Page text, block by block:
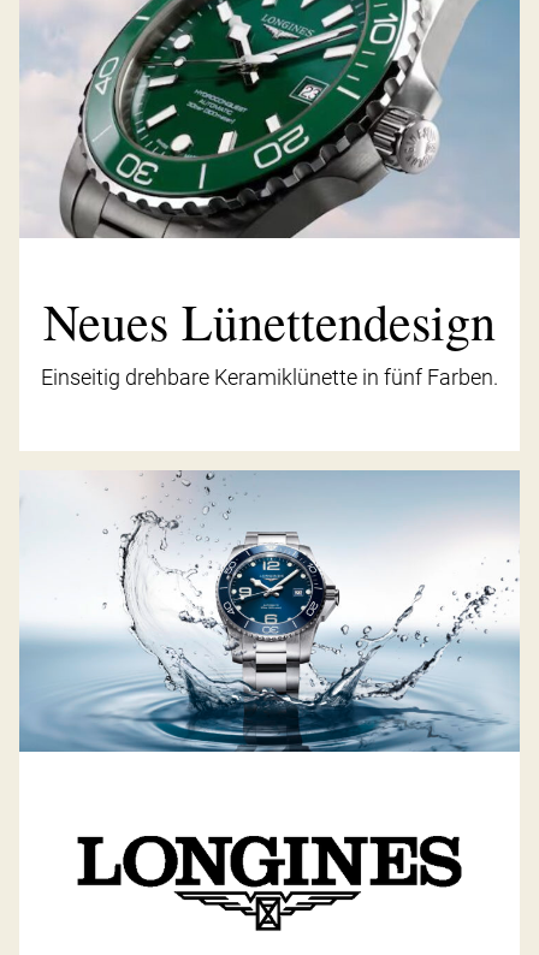
Neues Lünettendesign
Einseitig drehbare Keramiklünette in fünf Farben.